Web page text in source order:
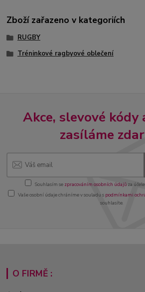
Zboží zařazeno v kategoriích
RUGBY
Tréninkové ragbyové oblečení
Akce, slevové kódy
zasíláme
Souhlasím se zpracováním osobních údajůza
Vaše osobní údaje chráníme v souladu s podmínkami
souhlasíte.
O FIRMĚ :